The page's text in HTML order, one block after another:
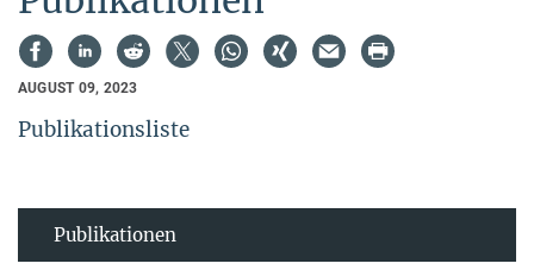
AUGUST 09, 2023
Publikationsliste
Publikationen